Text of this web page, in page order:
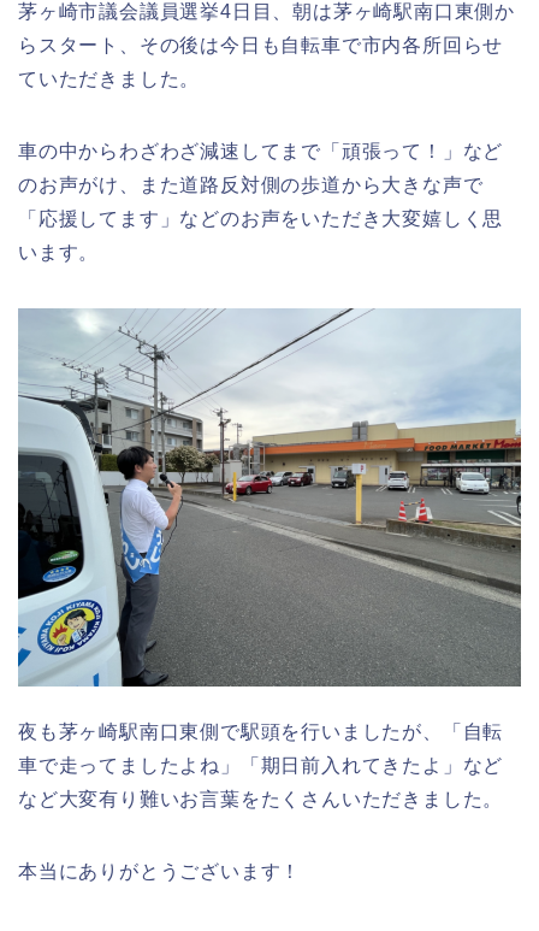
茅ヶ崎市議会議員選挙4日目、朝は茅ヶ崎駅南口東側か
らスタート、その後は今日も自転車で市内各所回らせ
ていただきました。
車の中からわざわざ減速してまで「頑張って！」など
のお声がけ、また道路反対側の歩道から大きな声で
「応援してます」などのお声をいただき大変嬉しく思
います。
夜も茅ヶ崎駅南口東側で駅頭を行いましたが、「自転
車で走ってましたよね」「期日前入れてきたよ」など
など大変有り難いお言葉をたくさんいただきました。
本当にありがとうございます！